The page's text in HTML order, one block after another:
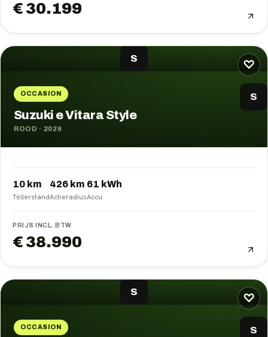
€ 30.199
♡
S
OCCASION S
Suzuki e Vitara Style
ROOD · 2026
10 km
Tellerstand
426 km
Actieradius
61 kWh
Accu
PRIJS INCL. BTW
€ 38.990
♡
S
OCCASION S